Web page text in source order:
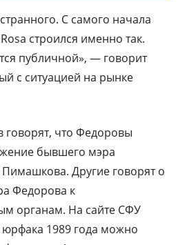
С самого начала
строился именно так.
публичной», — говорит
с ситуацией на рынке
говорят, что Федоровы
бывшего мэра
Другие говорят о
Федорова к
органам. На сайте СФУ
1989 года можно